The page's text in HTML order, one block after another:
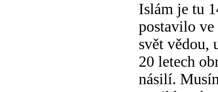
Islám je tu
postavilo
svět vědou,
20 letech
násilí.